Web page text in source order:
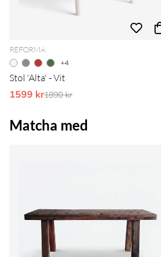
REFORMA
+4
Stol 'Alta' - Vit
1599 krOrdinarie pris:
1890 kr
Matcha med